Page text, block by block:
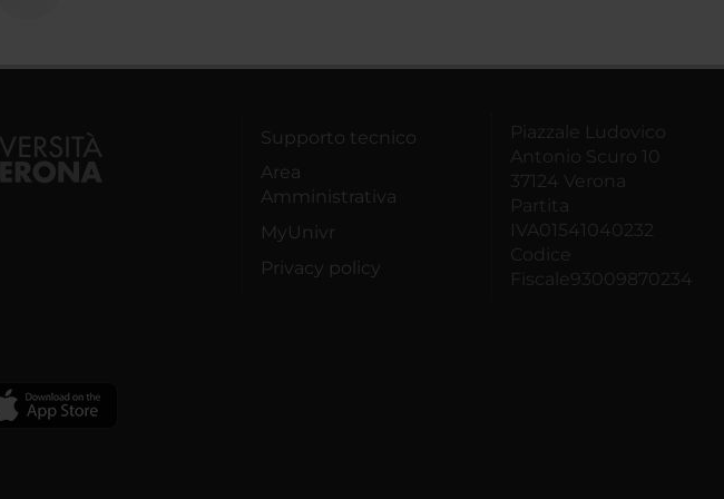
Supporto tecnico
Area
Amministrativa
MyUnivr
Privacy policy
Piazzale Ludovico
Antonio Scuro 10
37124 Verona
Partita
IVA01541040232
Codice
Fiscale93009870234